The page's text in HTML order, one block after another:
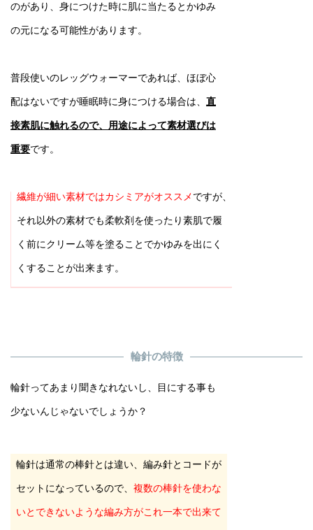
のがあり、身につけた時に肌に当たるとかゆみ
の元になる可能性があります。
普段使いのレッグウォーマーであれば、ほぼ心
配はないですが睡眠時に身につける場合は、 直
接素肌に触れるので、用途によって素材選びは
重要です。
繊維が細い素材ではカシミアがオススメですが、
それ以外の素材でも柔軟剤を使ったり素肌で履
く前にクリーム等を塗ることでかゆみを出にく
くすることが出来ます。
輪針の特徴
輪針ってあまり聞きなれないし、目にする事も
少ないんじゃないでしょうか？
輪針は通常の棒針とは違い、編み針とコードが
セットになっているので、 複数の棒針を使わな
いとできないような編み方がこれ一本で出来て